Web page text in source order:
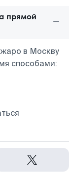
прямой
в Москву
способами: